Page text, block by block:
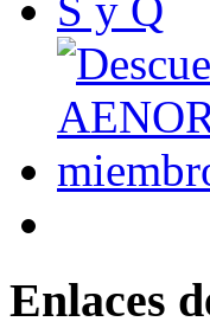
Enlaces